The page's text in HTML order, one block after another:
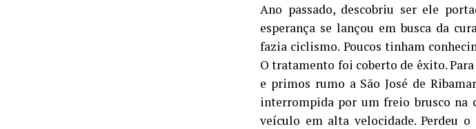
Ano passado, descobriu ser ele
esperança se lançou em busca da
fazia ciclismo. Poucos tinham
O tratamento foi coberto de êxito.
e primos rumo a São José de
interrompida por um freio brusco na
veículo em alta velocidade. Perdeu